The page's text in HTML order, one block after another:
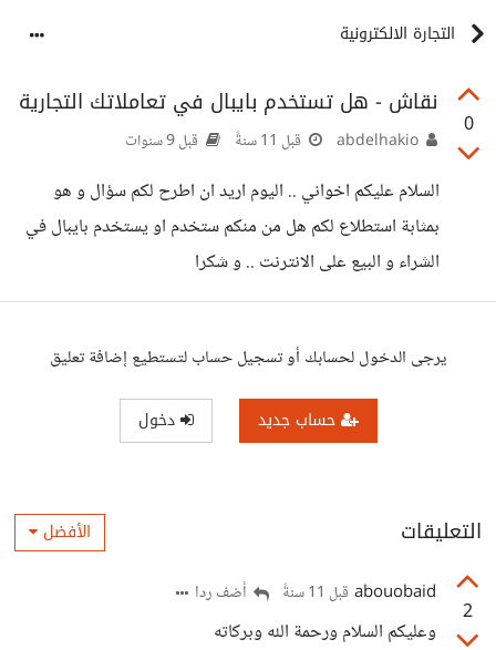
التجارة الالكترونية
0
نقاش - هل تستخدم بايبال في تعاملاتك التجارية
قبل 11 سنةً قبل 9 سنوات
السلام عليكم اخواني .. اليوم اريد ان اطرح لكم سؤال و هو
بمثابة استطلاع لكم هل من منكم ستخدم او يستخدم بايبال في
الشراء و البيع على الانترنت .. و شكرا
يرجى الدخول لحسابك أو تسجيل حساب لتستطيع إضافة تعليق
حساب جديد دخول
التعليقات الأفضل
2
abouobaid قبل 11 سنةً أضف ردا
وعليكم السلام ورحمة الله وبركاته